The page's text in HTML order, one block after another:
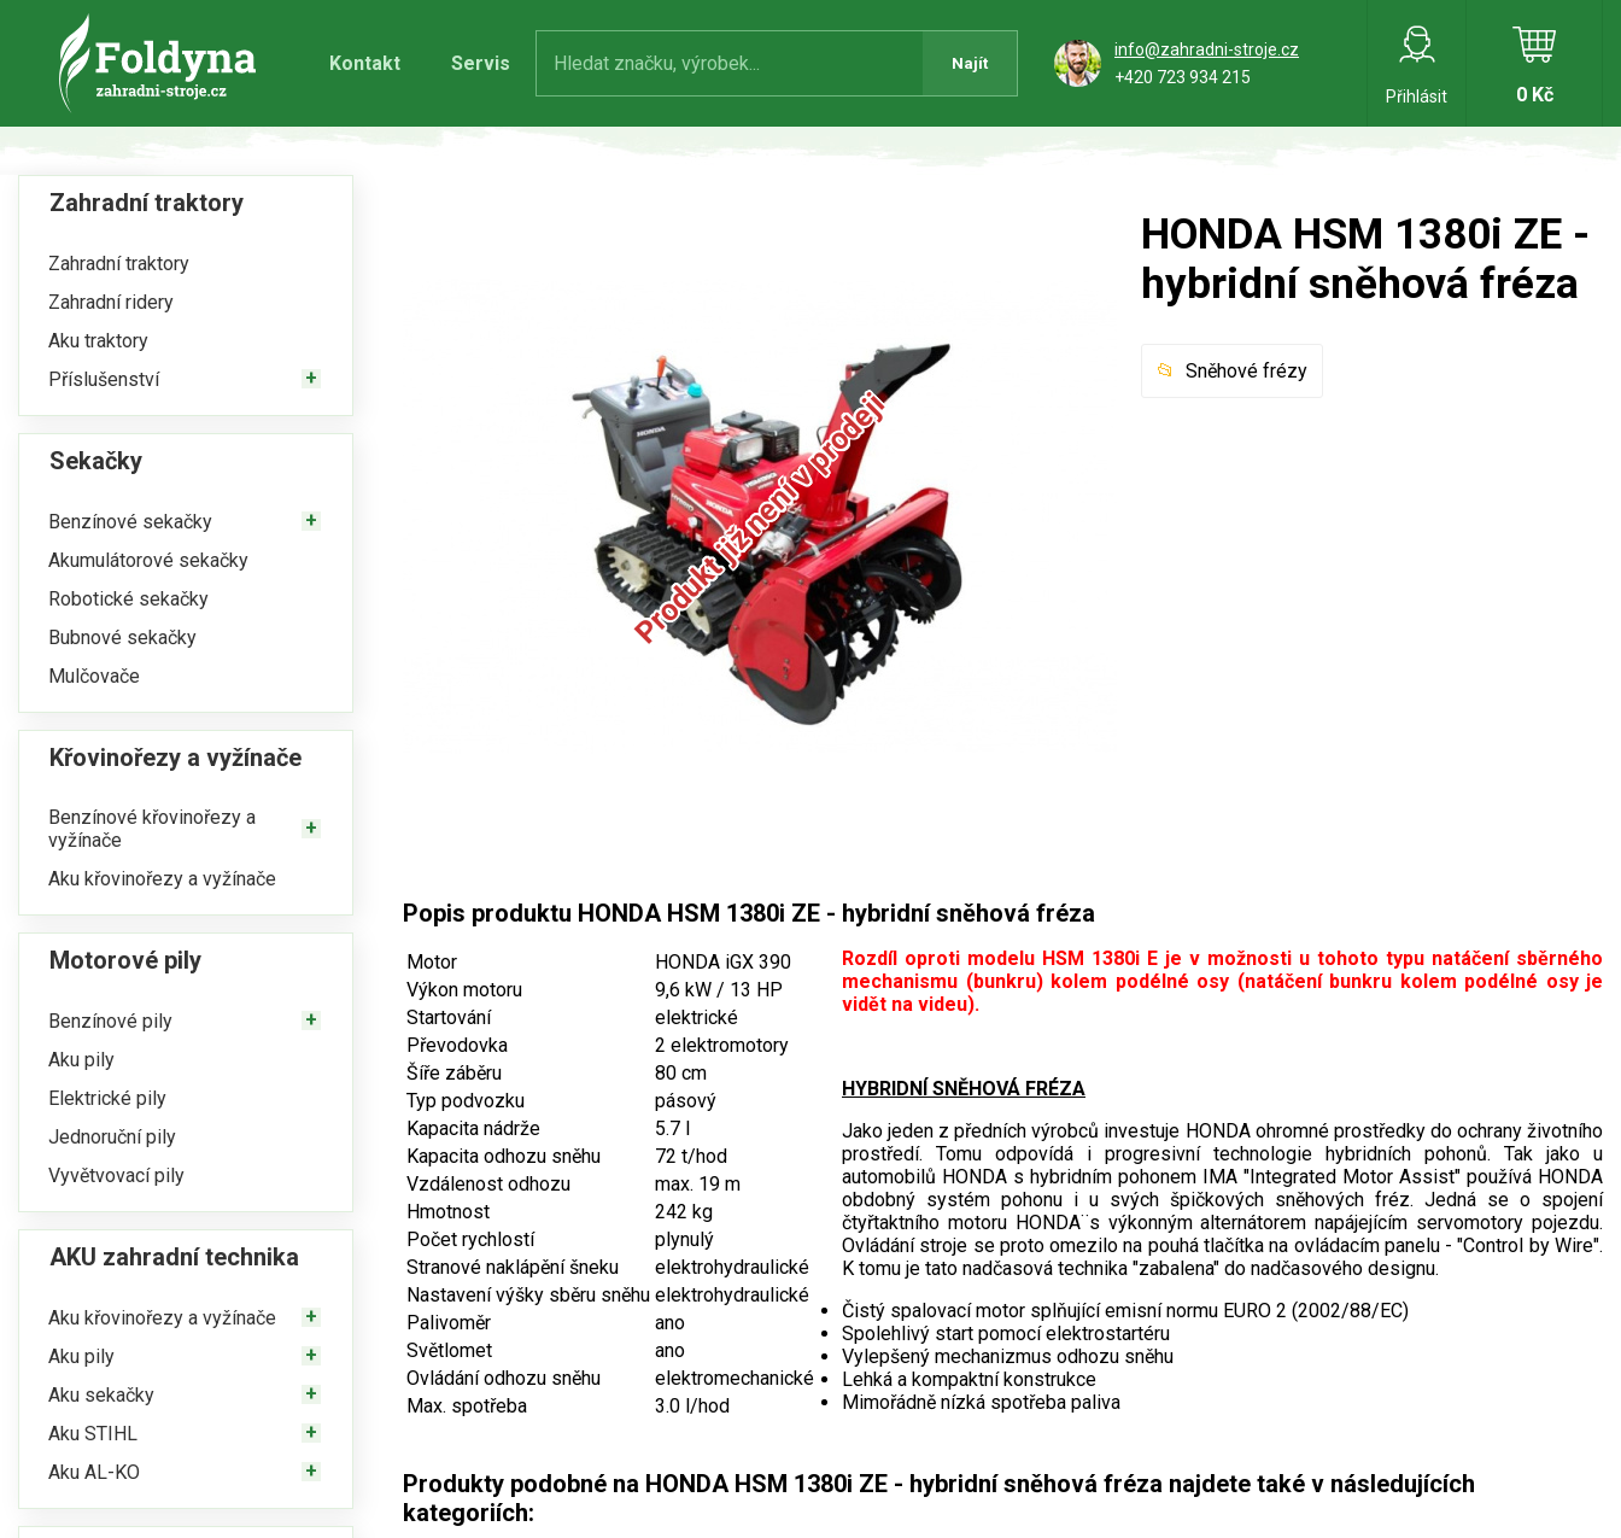
Kontakt Servis Najít
info@zahradni-stroje.cz
+420 723 934 215
Přihlásit
0 Kč
Zahradní traktory
Zahradní traktory
Zahradní ridery
Aku traktory
Příslušenství
Sekačky
Benzínové sekačky
Akumulátorové sekačky
Robotické sekačky
Bubnové sekačky
Mulčovače
Křovinořezy a vyžínače
Benzínové křovinořezy a
vyžínače
Aku křovinořezy a vyžínače
Motorové pily
Benzínové pily
Aku pily
Elektrické pily
Jednoruční pily
Vyvětvovací pily
AKU zahradní technika
Aku křovinořezy a vyžínače
Aku pily
Aku sekačky
Aku STIHL
Aku AL-KO
Produkt již není v prodeji
HONDA HSM 1380i ZE -
hybridní sněhová fréza
Sněhové frézy
Popis produktu HONDA HSM 1380i ZE - hybridní sněhová fréza
Motor
HONDA iGX 390
Výkon motoru
9,6 kW / 13 HP
Startování
elektrické
Převodovka
2 elektromotory
Šíře záběru
80 cm
Typ podvozku
pásový
Kapacita nádrže
5.7 l
Kapacita odhozu sněhu
72 t/hod
Vzdálenost odhozu
max. 19 m
Hmotnost
242 kg
Počet rychlostí
plynulý
Stranové naklápění šneku
elektrohydraulické
Nastavení výšky sběru sněhu elektrohydraulické
Palivoměr
ano
Světlomet
ano
Ovládání odhozu sněhu
elektromechanické
Max. spotřeba
3.0 l/hod
Rozdíl oproti modelu HSM 1380i E je v možnosti u tohoto typu natáčení sběrného
mechanismu (bunkru) kolem podélné osy (natáčení bunkru kolem podélné osy je
vidět na videu).
HYBRIDNÍ SNĚHOVÁ FRÉZA
Jako jeden z předních výrobců investuje HONDA ohromné prostředky do ochrany životního
prostředí. Tomu odpovídá i progresivní technologie hybridních pohonů. Tak jako u
automobilů HONDA s hybridním pohonem IMA "Integrated Motor Assist" používá HONDA
obdobný systém pohonu i u svých špičkových sněhových fréz. Jedná se o spojení
čtyřtaktního motoru HONDA¨s výkonným alternátorem napájejícím servomotory pojezdu.
Ovládání stroje se proto omezilo na pouhá tlačítka na ovládacím panelu - "Control by Wire".
K tomu je tato nadčasová technika "zabalena" do nadčasového designu.
Čistý spalovací motor splňující emisní normu EURO 2 (2002/88/EC)
Spolehlivý start pomocí elektrostartéru
Vylepšený mechanizmus odhozu sněhu
Lehká a kompaktní konstrukce
Mimořádně nízká spotřeba paliva
Produkty podobné na HONDA HSM 1380i ZE - hybridní sněhová fréza najdete také v následujících
kategoriích: